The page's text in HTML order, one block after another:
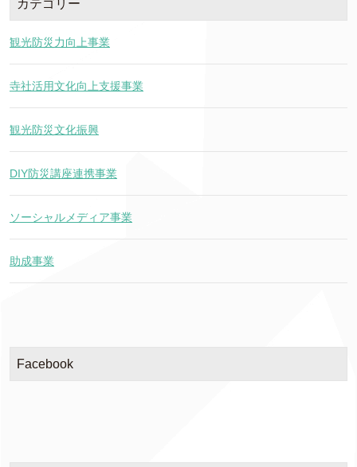
カテゴリー
観光防災力向上事業
寺社活用文化向上支援事業
観光防災文化振興
DIY防災講座連携事業
ソーシャルメディア事業
助成事業
Facebook